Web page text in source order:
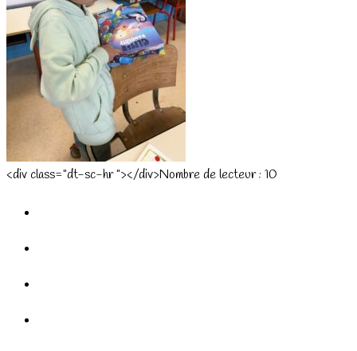
<div class="dt-sc-hr "></div>Nombre de lecteur : 10